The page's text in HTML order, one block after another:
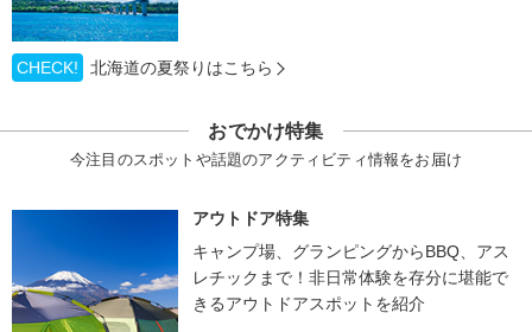
CHECK! 北海道の夏祭りはこちら
おでかけ特集
今注目のスポットや話題のアクティビティ情報をお届け
アウトドア特集
キャンプ場、グランピングからBBQ、アス
レチックまで！非日常体験を存分に堪能で
きるアウトドアスポットを紹介